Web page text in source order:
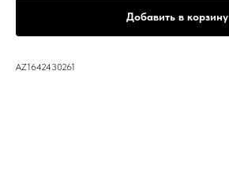
Добавить в корзину
AZ1642430261